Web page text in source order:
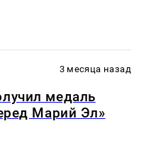
3 месяца назад
медаль
Марий Эл»